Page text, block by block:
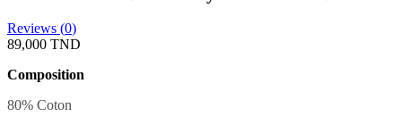
Reviews (0)
89,000 TND
Composition
80% Coton